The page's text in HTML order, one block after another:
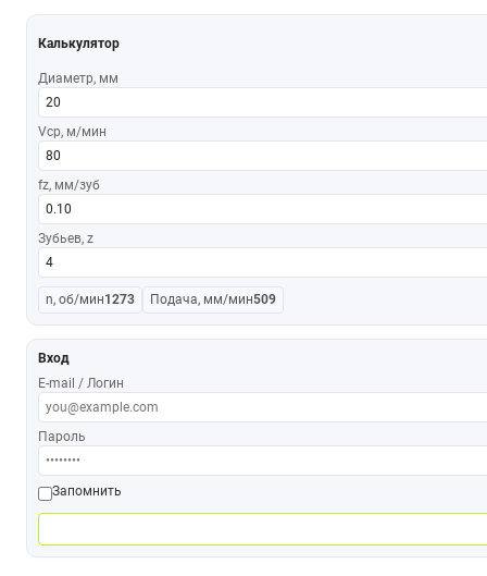
Калькулятор
Диаметр, мм
Vср, м/мин
fz, мм/зуб
Зубьев, z
n, об/мин1273 Подача, мм/мин509
Вход
E-mail / Логин
Пароль
Запомнить